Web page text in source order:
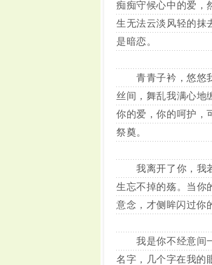
痴痴守候心中的爱，
生无法云淡风轻的抹
是暗恋。
青青子衿，悠悠我
丝间，舞乱我满心地
你的爱，你的呵护，
祭奠。
我离开了你，我若
生忘不掉的殇。当你
意念，才侧眸闪过你
我是你不经意间一
名字，几个字在我的